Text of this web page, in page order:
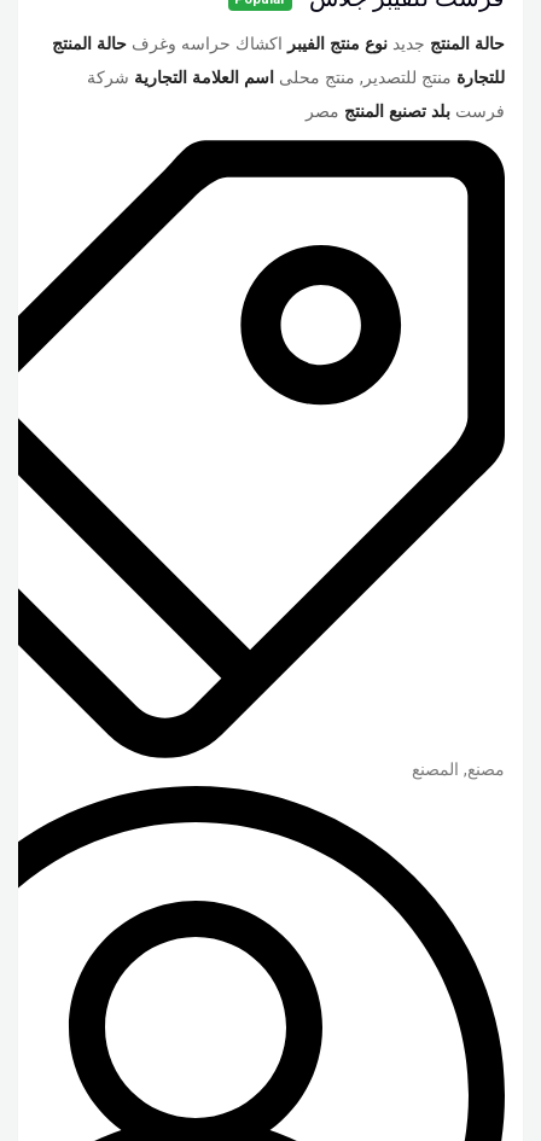
حالة المنتج جديد نوع منتج الفيبر اكشاك حراسه وغرف حالة المنتج
للتجارة منتج للتصدير, منتج محلى اسم العلامة التجارية شركة
فرست بلد تصنبع المنتج مصر
مصنع, المصنع